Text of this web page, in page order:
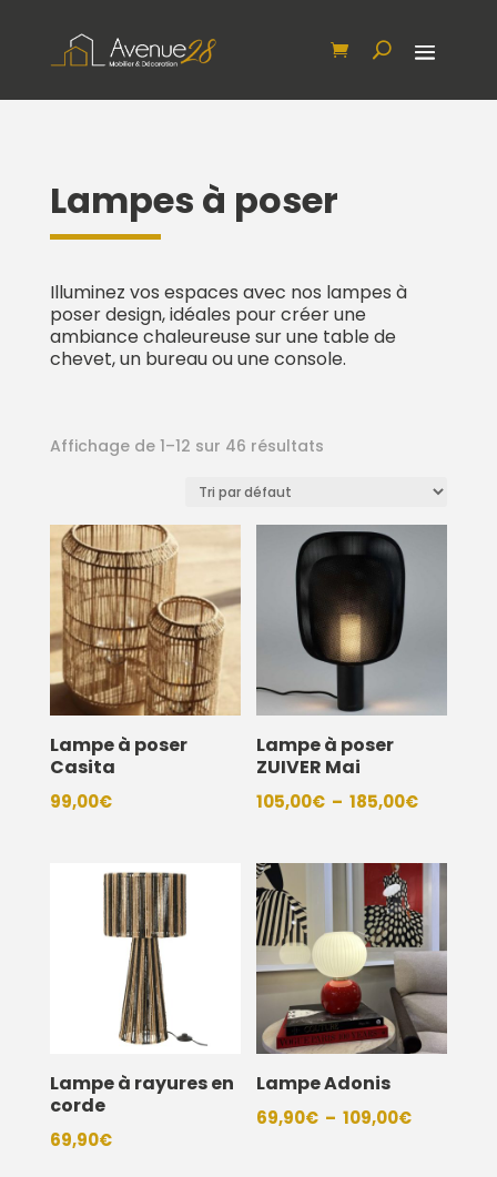
Lampes à poser
Illuminez vos espaces avec nos lampes à
poser design, idéales pour créer une
ambiance chaleureuse sur une table de
chevet, un bureau ou une console.
Affichage de 1–12 sur 46 résultats
Lampe à poser
Casita
99,00€
Lampe à poser
ZUIVER Mai
105,00€ – 185,00€Plage
prix :
105,00€
à
185,00€
Lampe à rayures en
corde
69,90€
Lampe Adonis
69,90€ – 109,00€Plage